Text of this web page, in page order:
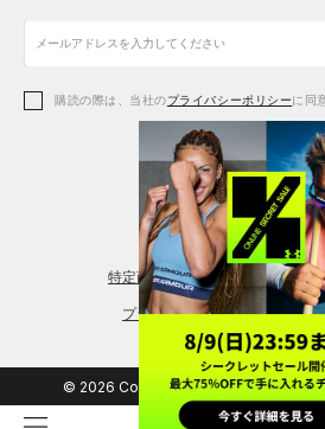
アクセサリー
アクセサリー
シューズ
アクセサリー
レギンス＆タイツ
シューズ
購読の際は、当社のプライバシーポリシーに同
特定商取引法に基づく通販の表記
プライバシーポリシー
© 2026 Copyright DOME